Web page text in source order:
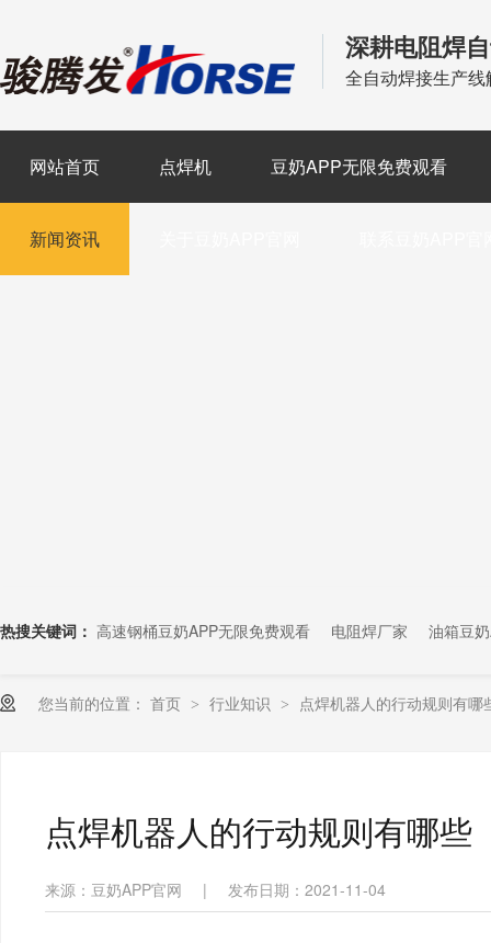
深耕电阻焊
全自动焊接生产
网站首页 点焊机 豆奶APP无限免费观看
新闻资讯
热搜关键词： 高速钢桶豆奶APP无限免费观看 电阻焊厂家 油箱豆
您当前的位置： 首页 > 行业知识 > 点焊机器人的行动规则有哪
点焊机器人的行动规则有哪些
来源：豆奶APP官网 | 发布日期：2021-11-04